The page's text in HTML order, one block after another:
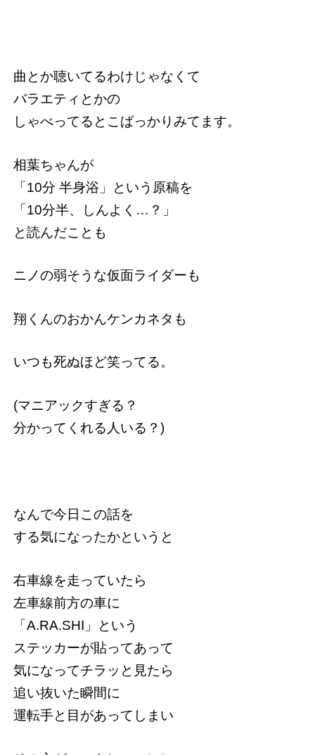
曲とか聴いてるわけじゃなくて
バラエティとかの
しゃべってるとこばっかりみてます。
相葉ちゃんが
「10分 半身浴」という原稿を
「10分半、しんよく…？」
と読んだことも
ニノの弱そうな仮面ライダーも
翔くんのおかんケンカネタも
いつも死ぬほど笑ってる。
(マニアックすぎる？
分かってくれる人いる？)
なんで今日この話を
する気になったかというと
右車線を走っていたら
左車線前方の車に
「A.RA.SHI」という
ステッカーが貼ってあって
気になってチラッと見たら
追い抜いた瞬間に
運転手と目があってしまい